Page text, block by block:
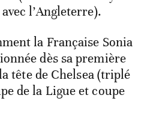
l’Angleterre).
la Française Sonia
dès sa première
tête de Chelsea (triplé
de la Ligue et coupe